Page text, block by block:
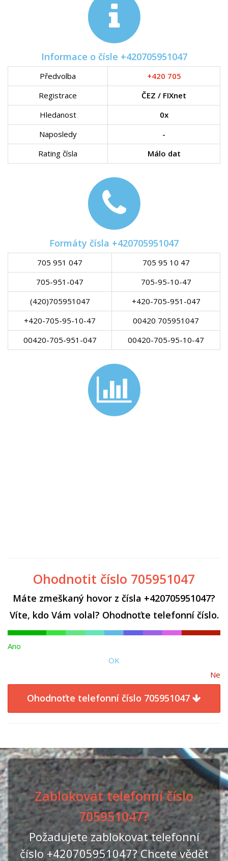
Informace o čísle +420705951047
Předvolba
+420 705
Registrace
ČEZ / FIXnet
Hledanost
0x
Naposledy
-
Rating čísla
Málo dat
Formáty čísla +420705951047
705 951 047
705 95 10 47
705-951-047
705-95-10-47
(420)705951047
+420-705-951-047
+420-705-95-10-47
00420 705951047
00420-705-951-047
00420-705-95-10-47
Ohodnotit číslo 705951047
Máte zmeškaný hovor z čísla +420705951047?
Víte, kdo Vám volal? Ohodnoťte telefonní číslo.
Ano
OK
Ne
Ohodnoťte telefonní číslo 705951047
Zablokovat telefonní číslo
705951047?
Požadujete zablokovat telefonní
číslo +420705951047? Chcete vědět